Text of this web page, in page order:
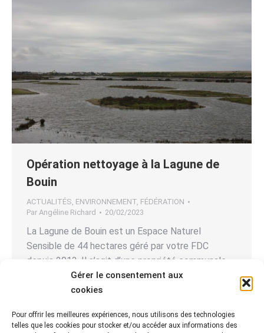
Gérer le consentement aux
cookies
Pour offrir les meilleures expériences, nous utilisons des technologies
telles que les cookies pour stocker et/ou accéder aux informations des
Opération nettoyage à la Lagune de
Bouin
ACTUALITÉS, ENVIRONNEMENT, FÉDÉRATION
Par Angéline Richard 20/02/2023
La Lagune de Bouin est un Espace Naturel
Sensible de 44 hectares géré par votre FDC
depuis 2013. Il s’agit d’une propriété communale,
fermée au public, avec de forts enjeux
ornithologiques. Tout au long de l’année, elle
printemps, ceux-ci cherchent à nicher sur la